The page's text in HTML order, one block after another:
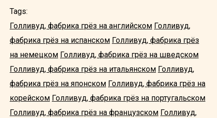
Tags:
Голливуд, фабрика грёз на английском Голливуд,
фабрика грёз на испанском Голливуд, фабрика грёз
на немецком Голливуд, фабрика грёз на шведском
Голливуд, фабрика грёз на итальянском Голливуд,
фабрика грёз на японском Голливуд, фабрика грёз на
корейском Голливуд, фабрика грёз на португальском
Голливуд, фабрика грёз на французском Голливуд,